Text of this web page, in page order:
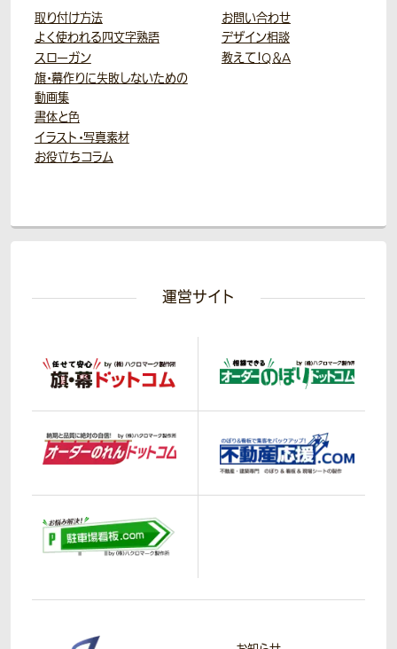
取り付け方法
よく使われる四文字熟語
スローガン
旗・幕作りに失敗しないための
動画集
書体と色
イラスト・写真素材
お役立ちコラム
お問い合わせ
デザイン相談
教えて！Q＆A
運営サイト